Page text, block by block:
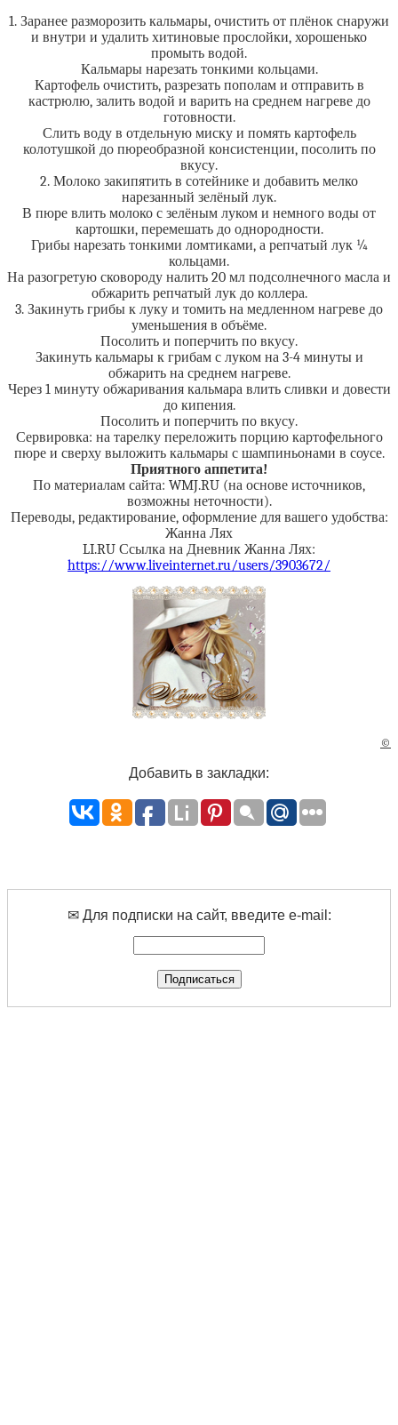
1. Заранее разморозить кальмары, очистить от плёнок снаружи
и внутри и удалить хитиновые прослойки, хорошенько
промыть водой.
Кальмары нарезать тонкими кольцами.
Картофель очистить, разрезать пополам и отправить в
кастрюлю, залить водой и варить на среднем нагреве до
готовности.
Слить воду в отдельную миску и помять картофель
колотушкой до пюреобразной консистенции, посолить по
вкусу.
2. Молоко закипятить в сотейнике и добавить мелко
нарезанный зелёный лук.
В пюре влить молоко с зелёным луком и немного воды от
картошки, перемешать до однородности.
Грибы нарезать тонкими ломтиками, а репчатый лук ¼
кольцами.
На разогретую сковороду налить 20 мл подсолнечного масла и
обжарить репчатый лук до коллера.
3. Закинуть грибы к луку и томить на медленном нагреве до
уменьшения в объёме.
Посолить и поперчить по вкусу.
Закинуть кальмары к грибам с луком на 3-4 минуты и
обжарить на среднем нагреве.
Через 1 минуту обжаривания кальмара влить сливки и довести
до кипения.
Посолить и поперчить по вкусу.
Сервировка: на тарелку переложить порцию картофельного
пюре и сверху выложить кальмары с шампиньонами в соусе.
Приятного аппетита!
По материалам сайта: WMJ.RU (на основе источников,
возможны неточности).
Переводы, редактирование, оформление для вашего удобства:
Жанна Лях
LI.RU Ссылка на Дневник Жанна Лях:
https://www.liveinternet.ru/users/3903672/
©
Добавить в закладки:
✉ Для подписки на сайт, введите e-mail: